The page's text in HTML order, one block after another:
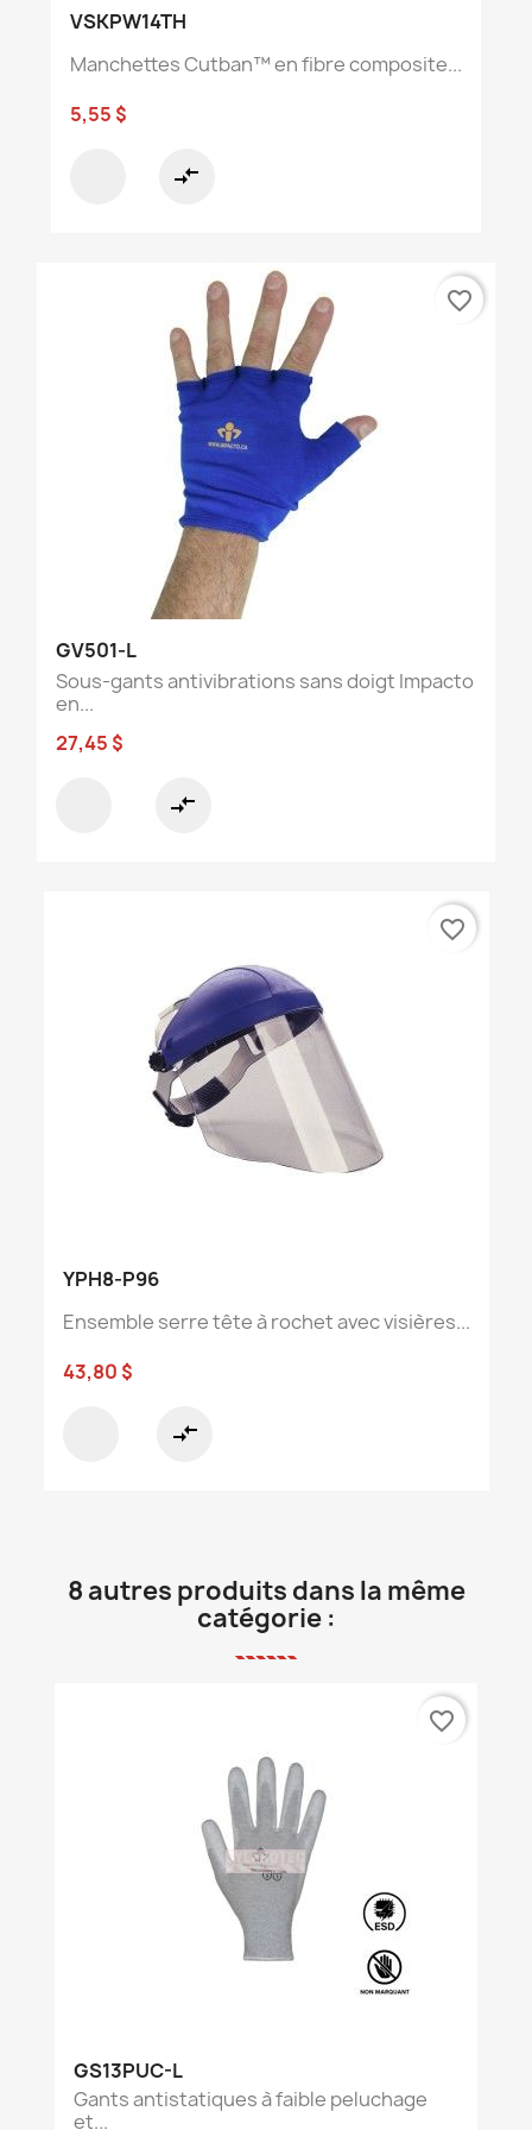
VSKPW14TH
Manchettes Cutban™ en fibre composite...
5,55 $
compare_arrows
GV501-L
Sous-gants antivibrations sans doigt Impacto
en...
27,45 $
compare_arrows
favorite_border
YPH8-P96
Ensemble serre tête à rochet avec visières...
43,80 $
compare_arrows
favorite_border
8 autres produits dans la même
catégorie :
GS13PUC-L
Gants antistatiques à faible peluchage
et...
favorite_border